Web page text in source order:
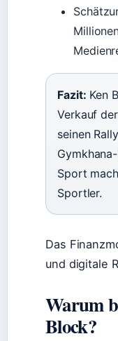
Fazit: Ken
Verkauf
seinen
Sport
Sportler.
Das
und digitale
Warum
Block?